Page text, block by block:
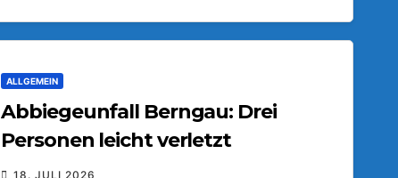
ALLGEMEIN
Abbiegeunfall Berngau: Drei
Personen leicht verletzt
18. JULI 2026